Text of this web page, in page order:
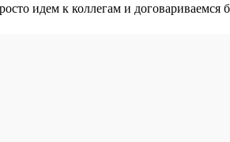
идем к коллегам и договариваемся